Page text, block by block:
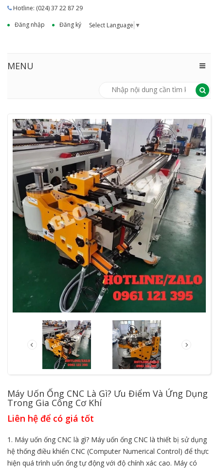
Hotline: (024) 37 22 87 29
Đăng nhập
Đăng ký Select Language ▼
MENU
Máy Uốn Ống CNC Là Gì? Ưu Điểm Và Ứng Dụng
Trong Gia Công Cơ Khí
Liên hệ để có giá tốt
1. Máy uốn ống CNC là gì? Máy uốn ống CNC là thiết bị sử dụng
hệ thống điều khiển CNC (Computer Numerical Control) để thực
hiện quá trình uốn ống tự động với độ chính xác cao. Máy có